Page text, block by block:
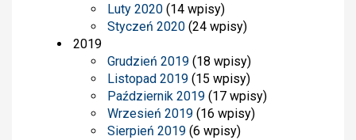
Luty 2020 (14 wpisy)
Styczeń 2020 (24 wpisy)
2019
Grudzień 2019 (18 wpisy)
Listopad 2019 (15 wpisy)
Październik 2019 (17 wpisy)
Wrzesień 2019 (16 wpisy)
Sierpień 2019 (6 wpisy)